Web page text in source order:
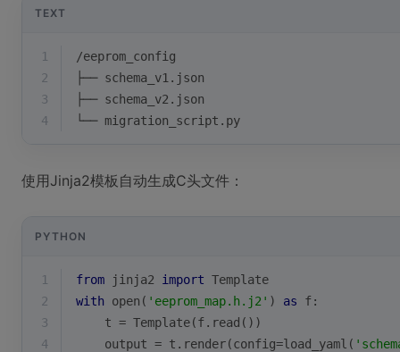
TEXT
1
/eeprom_config
2
├── schema_v1.json
3
├── schema_v2.json
4
└── migration_script.py
使用Jinja2模板自动生成C头文件：
PYTHON
1 from jinja2 import Template
2
with open ( 'eeprom_map.h.j2' ) as f:
3
    t = Template(f.read())
4
    output = t.render(config=load_yaml(